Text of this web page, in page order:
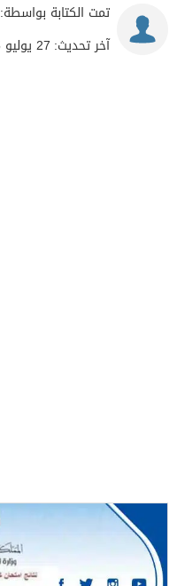
تمت الكتابة بواسطة:
آخر تحديث: 27 يوليو 2025 - 1:39م